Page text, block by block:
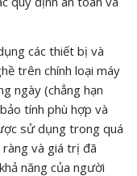
các thiết bị và
trên chính loại máy
ngày (chẳng hạn
tính phù hợp và
sử dụng trong quá
và giá trị đã
năng của người